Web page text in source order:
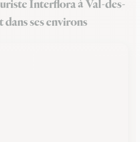
Interflora à Val-des-
dans ses environs